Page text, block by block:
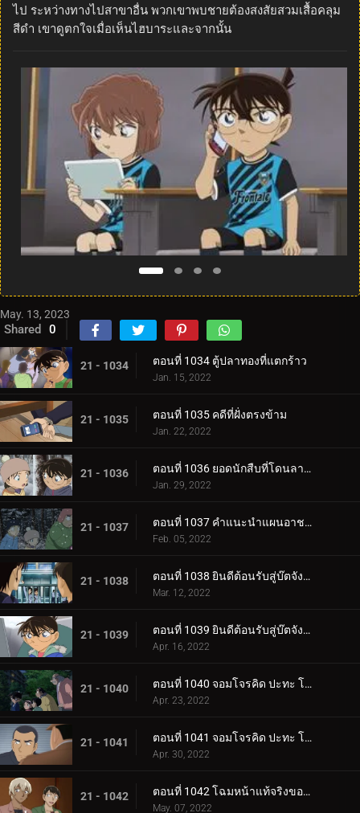
ไป ระหว่างทางไปสาขาอื่น พวกเขาพบชายต้องสงสัยสวมเสื้อคลุม
สีดำ เขาดูตกใจเมื่อเห็นไฮบาระและจากนั้น
May. 13, 2023
Shared 0
21 - 1034 ตอนที่ 1034 ตู้ปลาทองที่แตกร้าว
Jan. 15, 2022
21 - 1035 ตอนที่ 1035 คดีที่ฝั่งตรงข้าม
Jan. 22, 2022
21 - 1036 ตอนที่ 1036 ยอดนักสืบที่โดนลากไปลากมา
Jan. 29, 2022
21 - 1037 ตอนที่ 1037 คำแนะนำแผนอาชญากรรมสมบูรณ์แบบ
Feb. 05, 2022
21 - 1038 ตอนที่ 1038 ยินดีต้อนรับสู่บ๊ตจังเทย์ (ตอนแรก)
Mar. 12, 2022
21 - 1039 ตอนที่ 1039 ยินดีต้อนรับสู่บ๊ตจังเทย์ (ตอนจบ)
Apr. 16, 2022
21 - 1040 ตอนที่ 1040 จอมโจรคิด ปะทะ โคเมย์ เป้าหมายคือริมฝีปาก (ตอนแรก)
Apr. 23, 2022
21 - 1041 ตอนที่ 1041 จอมโจรคิด ปะทะ โคเมย์ เป้าหมายคือริมฝีปาก (ตอนจบ)
Apr. 30, 2022
21 - 1042 ตอนที่ 1042 โฉมหน้าแท้จริงของทั้งสอง (ตอนแรก)
May. 07, 2022